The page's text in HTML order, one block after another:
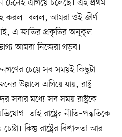
এগিয়ে চলেছে। এই প্রথম
করল। বলল, আমরা ওই জীর্ণ
চাই, এ জাতির প্রকৃতির অনুকূল
আমরা নিজেরা গড়ব।
চেয়ে সব সময়ই কিছুটা
উল্লাসে এগিয়ে যায়, রাষ্ট্র
সবার মধে৵ সব সময় রাষ্ট্রকে
তাই রাষ্ট্রের নীতি–পদ্ধতিকে
কিন্তু রাষ্ট্রের বিশালতা আর